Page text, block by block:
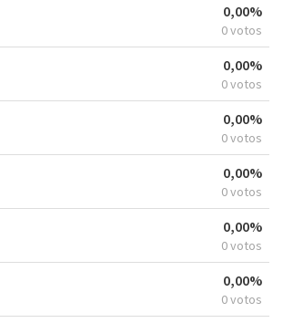
0,00%
0 votos
0,00%
0 votos
0,00%
0 votos
0,00%
0 votos
0,00%
0 votos
0,00%
0 votos